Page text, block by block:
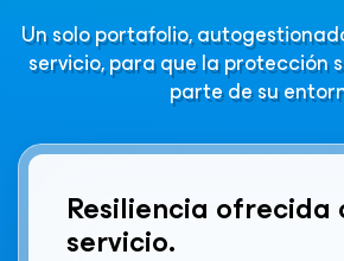
Un solo portafolio,
servicio, para que la protección
parte de su
Resiliencia ofrecida
servicio.